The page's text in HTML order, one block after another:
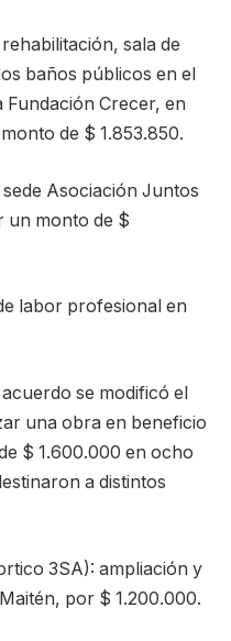
sala de
baños públicos en el
Fundación Crecer, en
de $ 1.853.850.
Asociación Juntos
un monto de $
labor profesional en
se modificó el
una obra en beneficio
$ 1.600.000 en ocho
a distintos
3SA): ampliación y
por $ 1.200.000.